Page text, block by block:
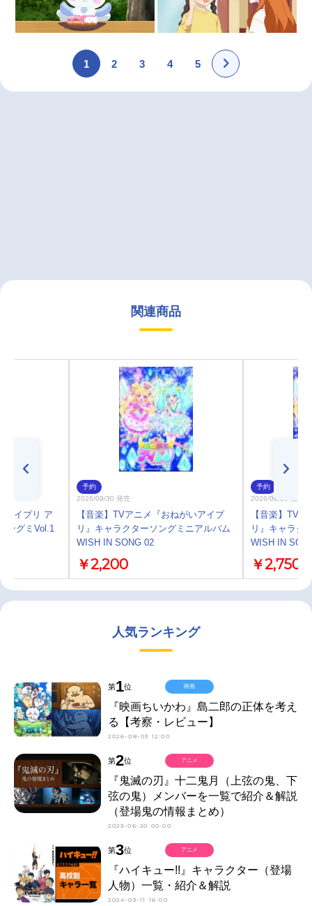
1 2 3 4 5
関連商品
アイプリ ア
ングミVol.1
予約
2026/09/30 発売
【音楽】TVアニメ『おねがいアイプ
リ』キャラクターソングミニアルバム
WISH IN SONG 02
￥2,200
予約
2026/09/30 発売
【音楽】TV
リ』キャラク
WISH IN
￥2,750
人気ランキング
第1位
『映画ちいかわ』島二郎の正体を考え
る【考察・レビュー】
2026-08-03 12:00
映画
第2位
『鬼滅の刃』十二鬼月（上弦の鬼、下
弦の鬼）メンバーを一覧で紹介＆解説
（登場鬼の情報まとめ）
2023-06-20 00:00
アニメ
第3位
『ハイキュー!!』キャラクター（登場
人物）一覧・紹介＆解説
2024-03-11 16:00
アニメ